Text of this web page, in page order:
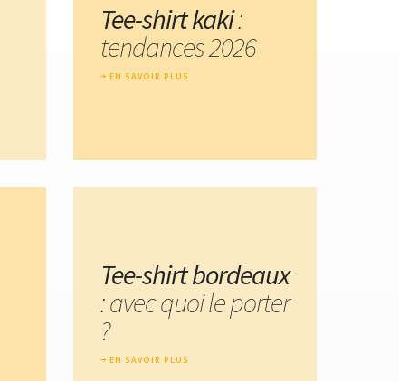
Tee-shirt kaki:
tendances 2026
EN SAVOIR PLUS
Tee-shirt bordeaux
: avec quoi le porter
?
EN SAVOIR PLUS